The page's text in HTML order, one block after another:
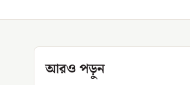
আরও পড়ুন